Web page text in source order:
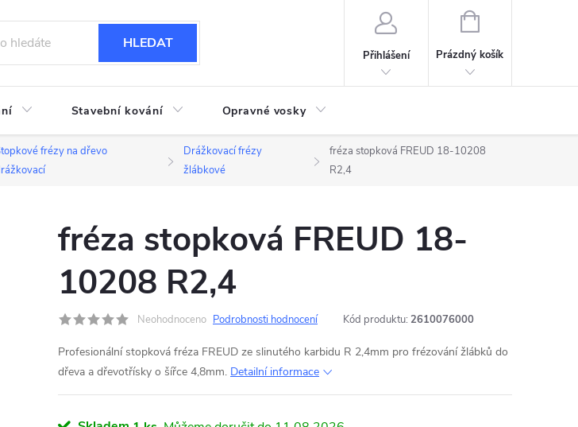
HLEDAT
Přihlášení
NÁKUPNÍ
Prázdný košík
Stavební kování Opravné vosky
frézy na dřevo
Drážkovací frézy
žlábkové
fréza stopková FREUD 18-10208
R2,4
fréza stopková FREUD 18-
10208 R2,4
Neohodnoceno Podrobnosti hodnocení Kód produktu: 2610076000
Profesionální stopková fréza FREUD ze slinutého karbidu R 2,4mm pro frézování žlábků do
dřeva a dřevotřísky o šířce 4,8mm. Detailní informace